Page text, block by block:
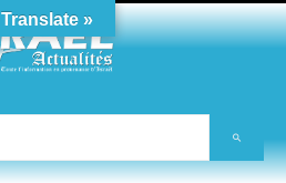
Translate »